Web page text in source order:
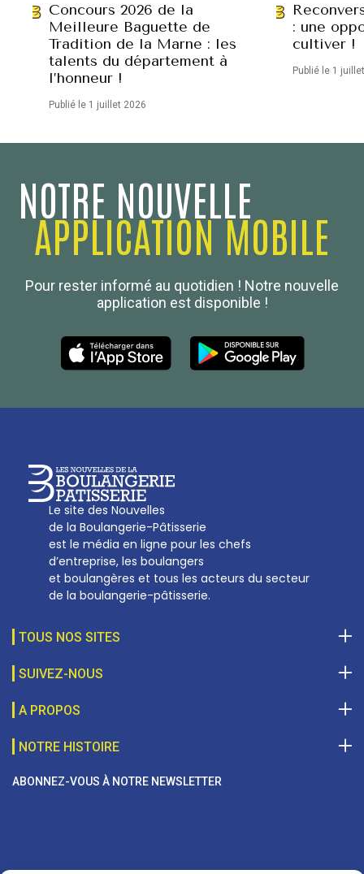
Concours 2026 de la
Meilleure Baguette de
Tradition de la Marne : les
talents du département à
l’honneur !
Publié le 1 juillet 2026
: une
cultiver !
Publié le 1
NOTRE NOUVELLE
APPLICATION MOBILE
Pour rester informé au quotidien ! Notre nouvelle
application est disponible !
Le site des Nouvelles
de la Boulangerie-Pâtisserie
est le média en ligne pour les chefs
d’entreprise, les boulangers
et boulangères et tous les acteurs du secteur
de la boulangerie-pâtisserie.
TOUS NOS SITES
Boulanger de France
SUIVEZ-NOUS
A PROPOS
Les Nouvelles de la Boulangerie-Pâtisserie Française
27, av d’Eylau - 75782 Paris Cédex 16
01 53 70 16 25
NOTRE HISTOIRE
ABONNEZ-VOUS À NOTRE NEWSLETTER